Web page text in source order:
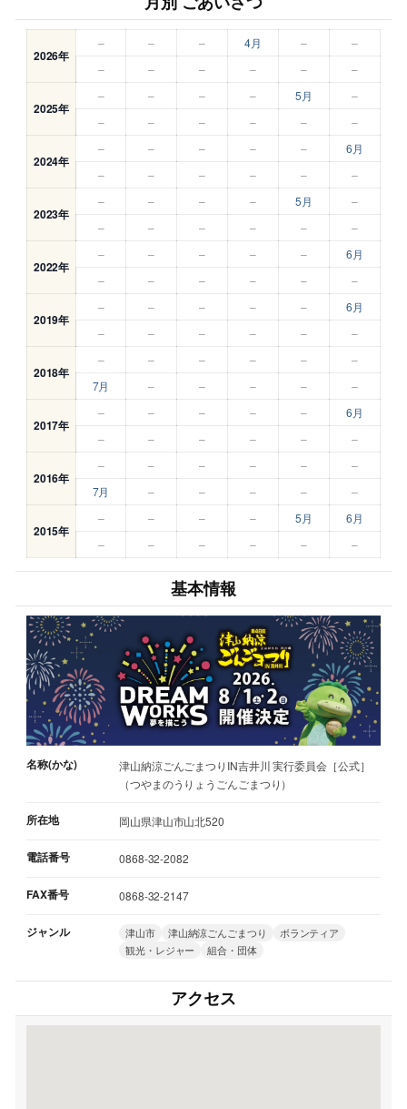
2026年
– – – 4月 –
–
–
– – – – –
2025年
– – – – 5月
–
–
– – – – –
2024年
– – – – –
6月
–
– – – – –
2023年
– – – – 5月
–
–
– – – – –
2022年
– – – – –
6月
–
– – – – –
2019年
– – – – –
6月
–
– – – – –
2018年
– – – – –
–
7月
– – – – –
2017年
– – – – –
6月
–
– – – – –
2016年
– – – – –
–
7月
– – – – –
2015年
– – – – 5月
6月
–
– – – – –
基本情報
名称(かな)
津山納涼ごんごまつりIN吉井川 実行委員会［公式］
（つやまのうりょうごんごまつり）
所在地 岡山県津山市山北520
電話番号 0868-32-2082
FAX番号 0868-32-2147
ジャンル 津山市 津山納涼ごんごまつり
ボランティア
観光・レジャー
組合・団体
アクセス